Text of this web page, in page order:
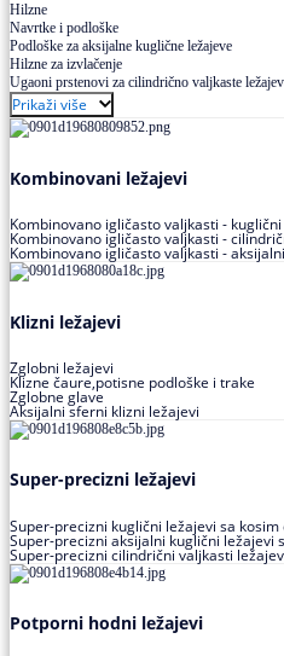
Hilzne
Navrtke i podloške
Podloške za aksijalne kuglične ležajeve
Hilzne za izvlačenje
Ugaoni prstenovi za cilindrično valjkaste
Prikaži više
Kombinovani ležajevi
Kombinovano igličasto valjkasti -
Kombinovano igličasto valjkasti -
Kombinovano igličasto valjkasti -
Klizni ležajevi
Zglobni ležajevi
Klizne čaure,potisne podloške i trake
Zglobne glave
Aksijalni sferni klizni ležajevi
Super-precizni ležajevi
Super-precizni kuglični ležajevi sa
Super-precizni aksijalni kuglični ležajevi
Super-precizni cilindrični valjkasti
Potporni hodni ležajevi